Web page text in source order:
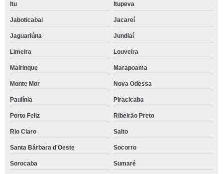
Itu Itupeva
Jaboticabal Jacareí
Jaguariúna Jundiaí
Limeira Louveira
Mairinque Marapoama
Monte Mor Nova Odessa
Paulínia Piracicaba
Porto Feliz Ribeirão Preto
Rio Claro Salto
Santa Bárbara d'Oeste Socorro
Sorocaba Sumaré